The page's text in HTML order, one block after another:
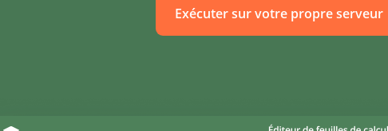
Exécuter sur votre propre serveur